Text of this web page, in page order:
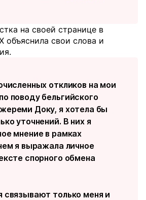
на своей странице в
объяснила свои слова и
откликов на мои
поводу бельгийского
Доку, я хотела бы
уточнений. В них я
мнение в рамках
я выражала личное
спорного обмена
связывают только меня и